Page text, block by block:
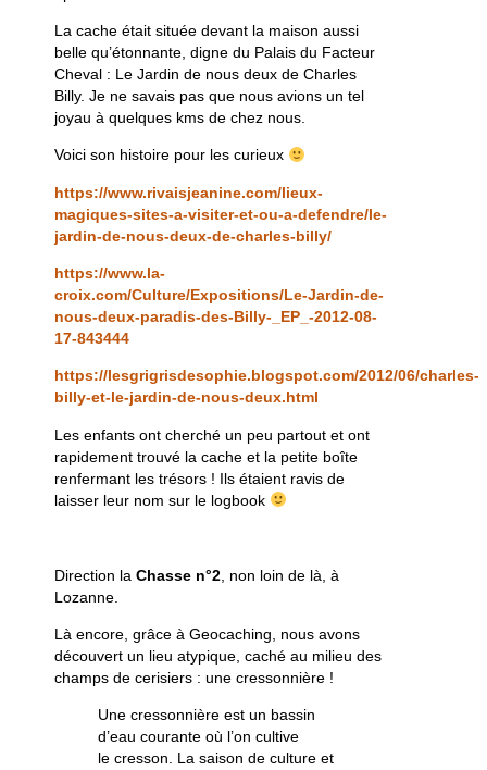
La cache était située devant la maison aussi
belle qu’étonnante, digne du Palais du Facteur
Cheval : Le Jardin de nous deux de Charles
Billy. Je ne savais pas que nous avions un tel
joyau à quelques kms de chez nous.
Voici son histoire pour les curieux
https://www.rivaisjeanine.com/lieux-
magiques-sites-a-visiter-et-ou-a-defendre/le-
jardin-de-nous-deux-de-charles-billy/
https://www.la-
croix.com/Culture/Expositions/Le-Jardin-de-
nous-deux-paradis-des-Billy-_EP_-2012-08-
17-843444
https://lesgrigrisdesophie.blogspot.com/2012/06/charles-
billy-et-le-jardin-de-nous-deux.html
Les enfants ont cherché un peu partout et ont
rapidement trouvé la cache et la petite boîte
renfermant les trésors ! Ils étaient ravis de
laisser leur nom sur le logbook
Direction laChasse n°2 , non loin de là, à
Lozanne.
Là encore, grâce à Geocaching, nous avons
découvert un lieu atypique, caché au milieu des
champs de cerisiers : une cressonnière !
Une cressonnière est un bassin
d’eau courante où l’on cultive
le cresson. La saison de culture et